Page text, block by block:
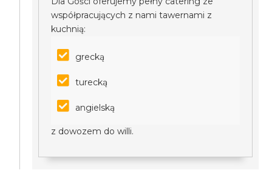
współpracujących z nami tawernami z
kuchnią:
grecką
turecką
angielską
z dowozem do willi.